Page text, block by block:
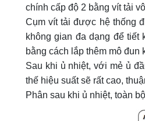
chính cấp độ 2 bằng vít tải
Cụm vít tải được hệ thống
không gian đa dạng để tiết
bằng cách lắp thêm mô đun
Sau khi ủ nhiệt, với mẻ ủ
thế hiệu suất sẽ rất cao,
Phân sau khi ủ nhiệt, toàn